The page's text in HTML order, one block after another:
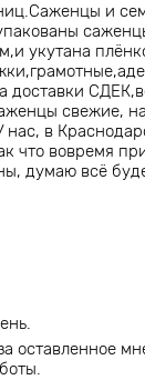
и
укутана
доставки
свежие,
нас, в
что вовремя
думаю всё
оставленное